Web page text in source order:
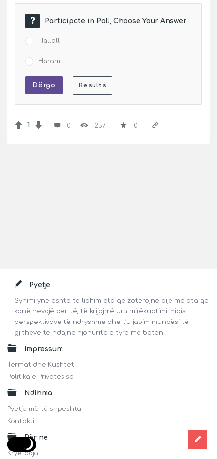
Participate in Poll, Choose Your Answer.
Hallall
Haram
1 0 257 0
FooterPyetje
Synimi ynë është të lidhim ata që zotërojnë dije me ata që
kanë nevojë për të, të krijojmë ura mirëkuptimi midis
perspektivave të ndryshme dhe t’u japim mundësi të
gjithëve të ndajnë njohuritë e tyre me botën.
Impressum
Termat dhe Kushtet
Politika e Privatësisë
Ndihma
Pyetje më të shpeshta
Kontakti
Për ne
Kryefaqja